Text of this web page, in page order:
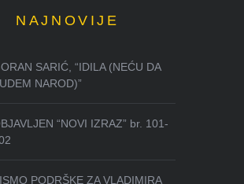
NAJNOVIJE
SARIĆ, “IDILA (NEĆU DA
NAROD)”
“NOVI IZRAZ” br. 101-
PODRŠKE ZA VLADIMIRA